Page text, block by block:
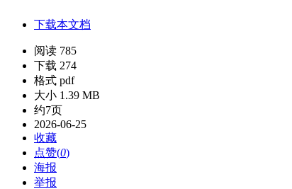
下载本文档
阅读 785
下载 274
格式 pdf
大小 1.39 MB
约7页
2026-06-25
收藏
点赞(0)
海报
举报